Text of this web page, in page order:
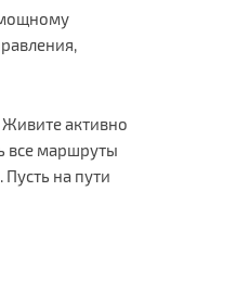
мощному
активно
все маршруты
на пути